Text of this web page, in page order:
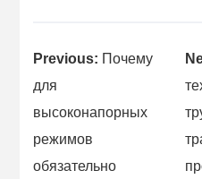
Previous: Почему
для
высоконапорных
режимов
обязательно